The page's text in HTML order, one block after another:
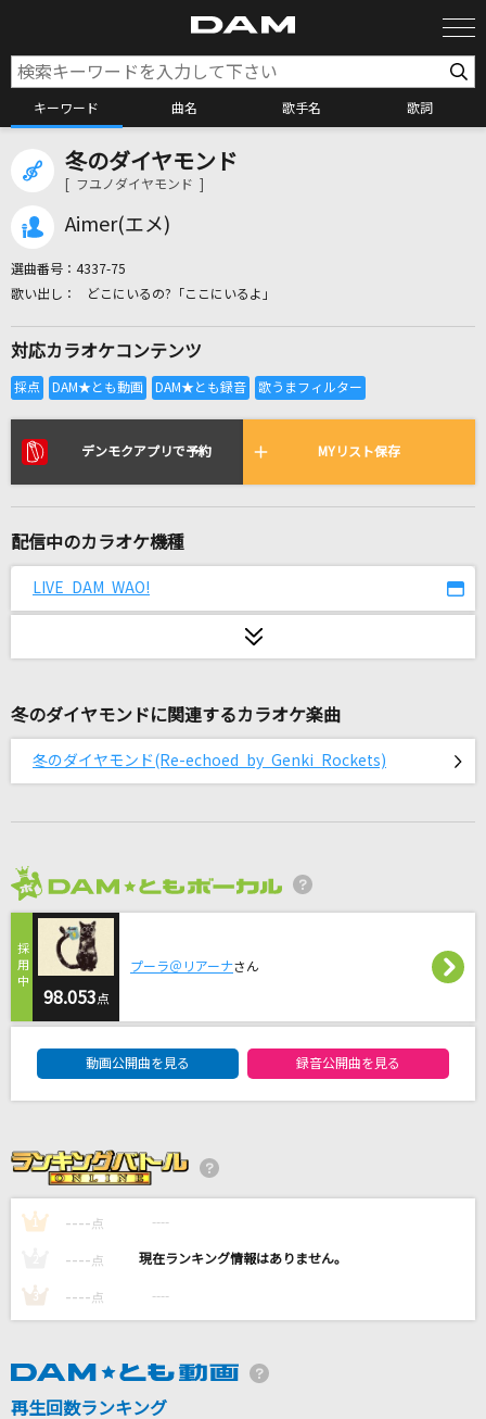
キーワード 曲名 歌手名 歌詞
カラオケ検索
全国りれき
リアルタイムで歌われている曲の一覧
真・運命
この空がトリガー
ノンファンタジー
LIP×LIP(勇次郎・愛蔵/CV:内山昂輝・島崎信長)
醜い生き物
オー！リバル
ポルノグラフィティ
SOUVENIR(「SPY×FAMILY」アニメバージョン)
BUMP OF CHICKEN
青い果実
山口百恵
[生音]憂、燦々
クリープハイプ
DAMの新曲・ランキングなど
カラオケ最新情報をチェック！
冬のダイヤモンド
[ フユノダイヤモンド ]
Aimer(エメ)
選曲番号： 4337-75
どこにいるの?「ここにいるよ」
対応カラオケコンテンツ
デンモクアプリで予約 MYリスト保存
配信中のカラオケ機種
LIVE DAM WAO!
冬のダイヤモンドに関連するカラオケ楽曲
冬のダイヤモンド(Re-echoed by Genki Rockets)
98.053点
プーラ＠リアーナさん
動画公開曲を見る 録音公開曲を見る
1 ---- 点 ----
---- 点 ----
3 ---- 点 ----
再生回数ランキング